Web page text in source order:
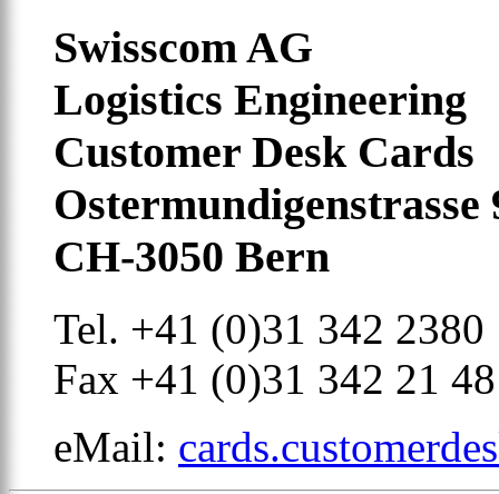
Swisscom AG
Logistics Engineering
Customer Desk Cards
Ostermundigenstrasse
CH-3050 Bern
Tel. +41 (0)31 342 2380
Fax +41 (0)31 342 21 48
eMail: